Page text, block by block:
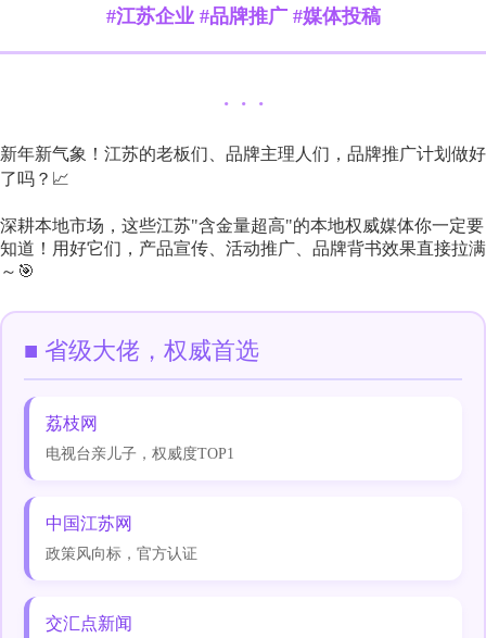
#江苏企业 #品牌推广 #媒体投稿
· · ·
新年新气象！江苏的老板们、品牌主理人们，品牌推广计划做好
了吗？📈
深耕本地市场，这些江苏"含金量超高"的本地权威媒体你一定要
知道！用好它们，产品宣传、活动推广、品牌背书效果直接拉满
～🎯
■ 省级大佬，权威首选
荔枝网
电视台亲儿子，权威度TOP1
中国江苏网
政策风向标，官方认证
交汇点新闻